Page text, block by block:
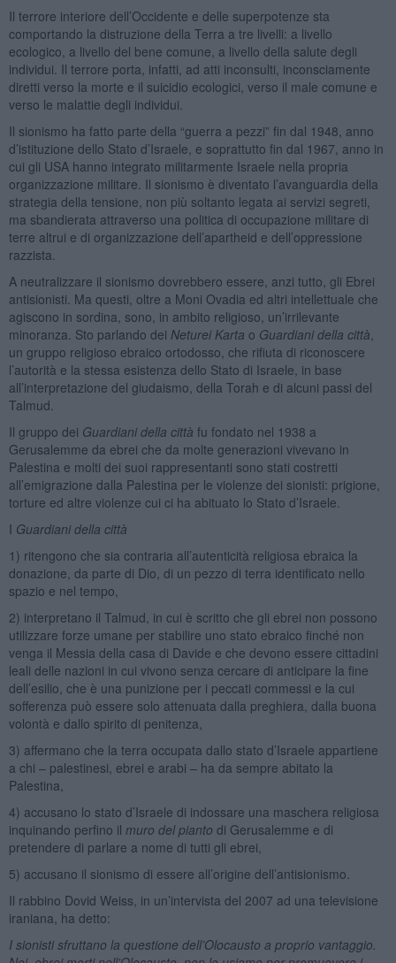
Il terrore interiore dell’Occidente e delle superpotenze sta
comportando la distruzione della Terra a tre livelli: a livello
ecologico, a livello del bene comune, a livello della salute degli
individui. Il terrore porta, infatti, ad atti inconsulti, inconsciamente
diretti verso la morte e il suicidio ecologici, verso il male comune e
verso le malattie degli individui.
Il sionismo ha fatto parte della “guerra a pezzi” fin dal 1948, anno
d’istituzione dello Stato d’Israele, e soprattutto fin dal 1967, anno in
cui gli USA hanno integrato militarmente Israele nella propria
organizzazione militare. Il sionismo è diventato l’avanguardia della
strategia della tensione, non più soltanto legata ai servizi segreti,
ma sbandierata attraverso una politica di occupazione militare di
terre altrui e di organizzazione dell’apartheid e dell’oppressione
razzista.
A neutralizzare il sionismo dovrebbero essere, anzi tutto, gli Ebrei
antisionisti. Ma questi, oltre a Moni Ovadia ed altri intellettuale che
agiscono in sordina, sono, in ambito religioso, un’irrilevante
minoranza. Sto parlando dei Neturei Karta o Guardiani della città
un gruppo religioso ebraico ortodosso, che rifiuta di riconoscere
l’autorità e la stessa esistenza dello Stato di Israele, in base
all’interpretazione del giudaismo, della Torah e di alcuni passi del
Talmud.
Il gruppo dei Guardiani della città fu fondato nel 1938 a
Gerusalemme da ebrei che da molte generazioni vivevano in
Palestina e molti dei suoi rappresentanti sono stati costretti
all’emigrazione dalla Palestina per le violenze dei sionisti: prigione,
torture ed altre violenze cui ci ha abituato lo Stato d’Israele.
I Guardiani della città
1) ritengono che sia contraria all’autenticità religiosa ebraica la
donazione, da parte di Dio, di un pezzo di terra identificato nello
spazio e nel tempo,
2) interpretano il Talmud, in cui è scritto che gli ebrei non possono
utilizzare forze umane per stabilire uno stato ebraico finché non
venga il Messia della casa di Davide e che devono essere cittadini
leali delle nazioni in cui vivono senza cercare di anticipare la fine
dell’esilio, che è una punizione per i peccati commessi e la cui
sofferenza può essere solo attenuata dalla preghiera, dalla buona
volontà e dallo spirito di penitenza,
3) affermano che la terra occupata dallo stato d’Israele appartiene
a chi – palestinesi, ebrei e arabi – ha da sempre abitato la
Palestina,
4) accusano lo stato d’Israele di indossare una maschera religiosa
inquinando perfino il muro del pianto di Gerusalemme e di
pretendere di parlare a nome di tutti gli ebrei,
5) accusano il sionismo di essere all’origine dell’antisionismo.
Il rabbino Dovid Weiss, in un’intervista del 2007 ad una televisione
iraniana, ha detto:
I sionisti sfruttano la questione dell’Olocausto a proprio vantaggio.